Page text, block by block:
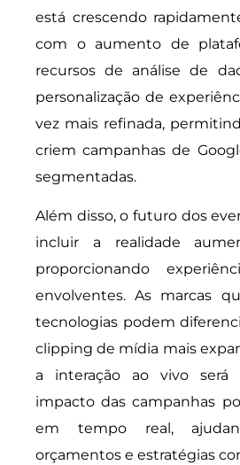
está crescendo
com o aumento de
recursos de análise de
personalização de
vez mais refinada,
criem campanhas de
segmentadas.
Além disso, o futuro dos
incluir a realidade
proporcionando
envolventes. As marcas
tecnologias podem
clipping de mídia mais
a interação ao vivo será
impacto das campanhas
em tempo real,
orçamentos e estratégias